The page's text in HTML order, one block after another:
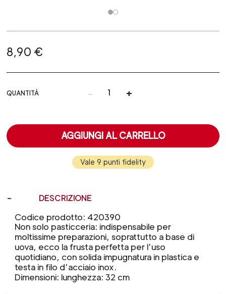
8,90 €
QUANTITÀ - +
AGGIUNGI AL CARRELLO
Vale 9 punti fidelity
DESCRIZIONE
Codice prodotto: 420390
Non solo pasticceria: indispensabile per
moltissime preparazioni, soprattutto a base di
uova, ecco la frusta perfetta per l’uso
quotidiano, con solida impugnatura in plastica e
testa in filo d’acciaio inox.
Dimensioni: lunghezza: 32 cm